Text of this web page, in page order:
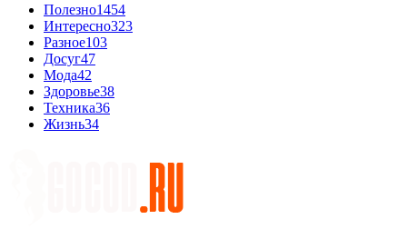
Полезно1454
Интересно323
Разное103
Досуг47
Мода42
Здоровье38
Техника36
Жизнь34